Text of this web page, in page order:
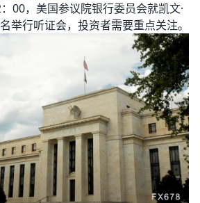
，美国参议院银行委员会就凯文·
举行听证会，投资者需要重点关注。